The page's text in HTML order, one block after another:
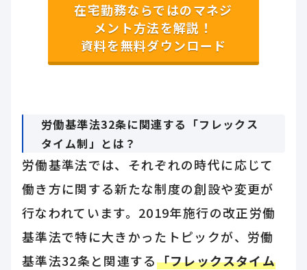
在宅勤務ならではのマネジ
メント方法を解説！
資料を無料ダウンロード
労働基準法32条に関連する「フレックス
タイム制」とは？
労働基準法では、それぞれの時代に応じて
働き方に関する新たな制度の創設や変更が
行なわれています。2019年施行の改正労働
基準法で特に大きかったトピックが、労働
基準法32条と関連する「フレックスタイム